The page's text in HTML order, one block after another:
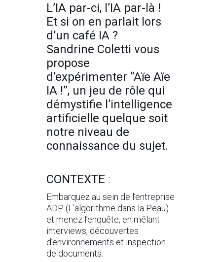
L’IA par-ci, l’IA par-là !
Et si on en parlait lors
d’un café IA ?
Sandrine Coletti vous
propose
d’expérimenter “Aïe Aïe
IA !”, un jeu de rôle qui
démystifie l’intelligence
artificielle quelque soit
notre niveau de
connaissance du sujet.
CONTEXTE :
Embarquez au sein de l’entreprise
ADP (L’algorithme dans la Peau)
et menez l’enquête, en mêlant
interviews, découvertes
d’environnements et inspection
de documents.